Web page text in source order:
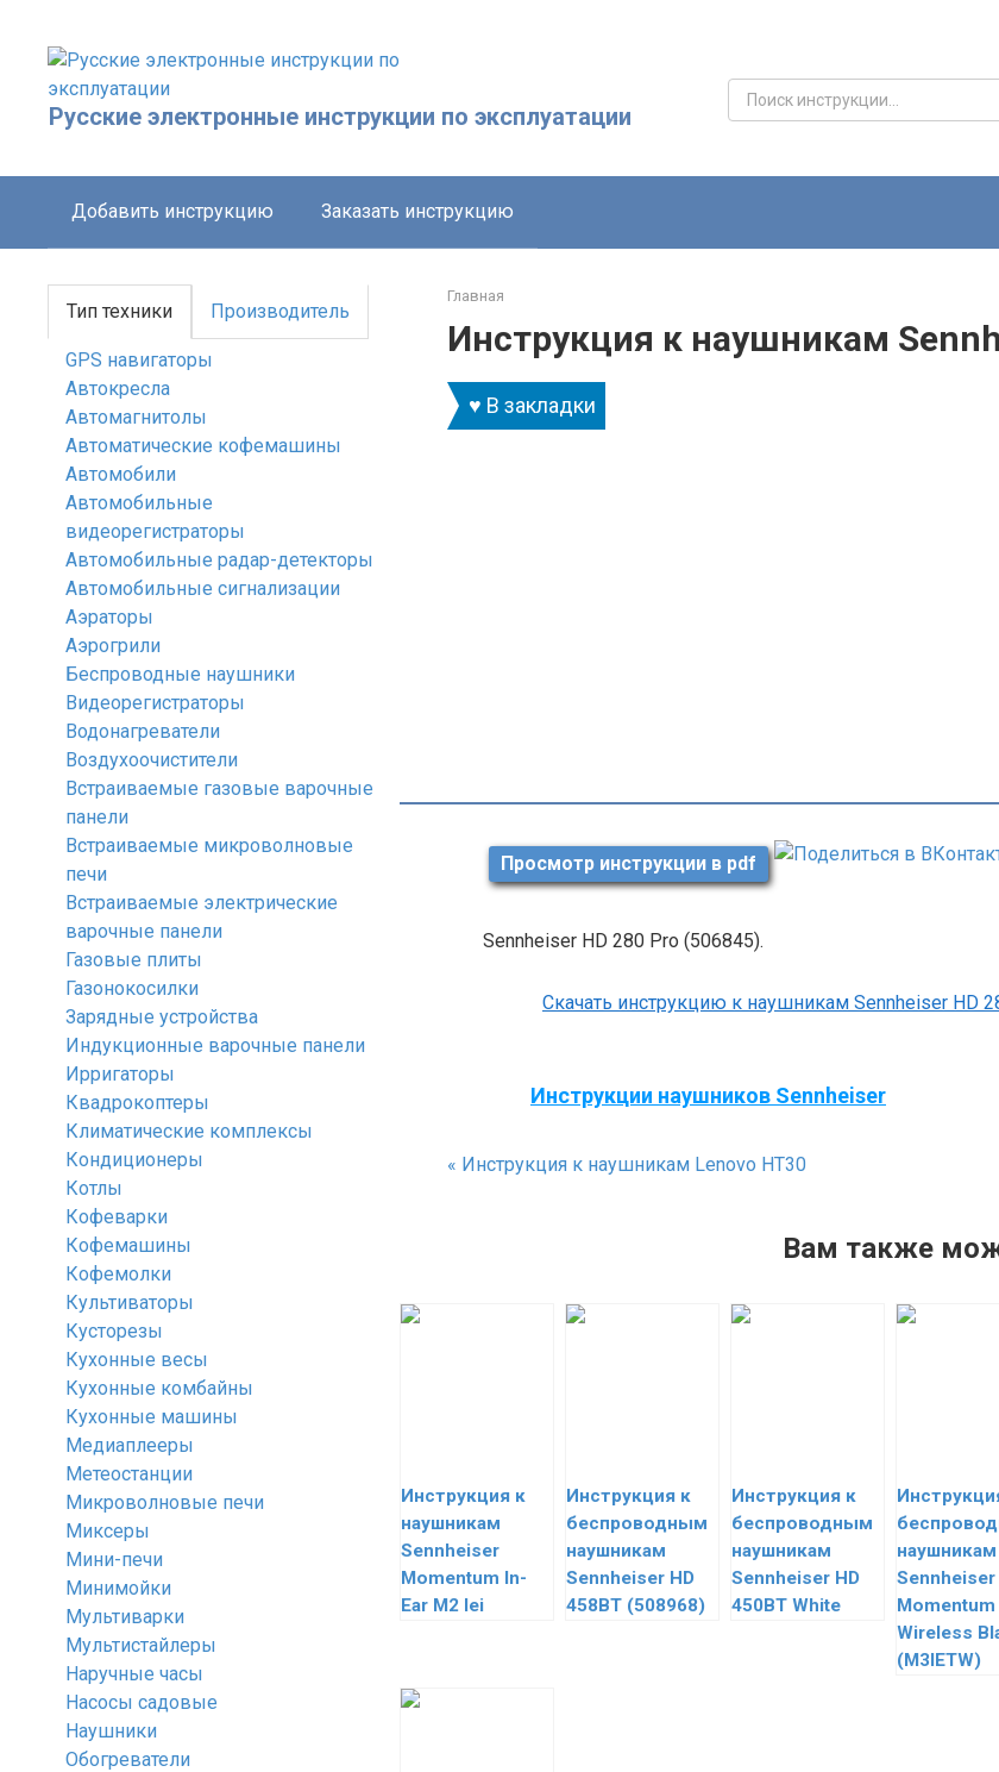
контенту
Русские электронные инструкции по эксплуатации
Поиск:
Добавить инструкцию Заказать инструкцию
Главная
Инструкция к наушникам
♥ В закладки
Просмотр инструкции в pdf
Sennheiser HD 280 Pro (506845).
Скачать инструкцию к наушникам Sennheiser HD
Инструкции наушников Sennheiser
« Инструкция к наушникам Lenovo HT30
Вам также
Инструкция к
наушникам
Sennheiser
Momentum In-
Ear M2 Iei
Инструкция к
беспроводным
наушникам
Sennheiser HD
458BT (508968)
Инструкция к
беспроводным
наушникам
Sennheiser HD
450BT White
наушникам
Sennheiser
Momentum
Wireless
(M3IETW)
Тип техники Производитель
GPS навигаторы
Автокресла
Автомагнитолы
Автоматические кофемашины
Автомобили
Автомобильные
видеорегистраторы
Автомобильные радар-детекторы
Автомобильные сигнализации
Аэраторы
Аэрогрили
Беспроводные наушники
Видеорегистраторы
Водонагреватели
Воздухоочистители
Встраиваемые газовые варочные
панели
Встраиваемые микроволновые
печи
Встраиваемые электрические
варочные панели
Газовые плиты
Газонокосилки
Зарядные устройства
Индукционные варочные панели
Ирригаторы
Квадрокоптеры
Климатические комплексы
Кондиционеры
Котлы
Кофеварки
Кофемашины
Кофемолки
Культиваторы
Кусторезы
Кухонные весы
Кухонные комбайны
Кухонные машины
Медиаплееры
Метеостанции
Микроволновые печи
Миксеры
Мини-печи
Минимойки
Мультиварки
Мультистайлеры
Наручные часы
Насосы садовые
Наушники
Обогреватели